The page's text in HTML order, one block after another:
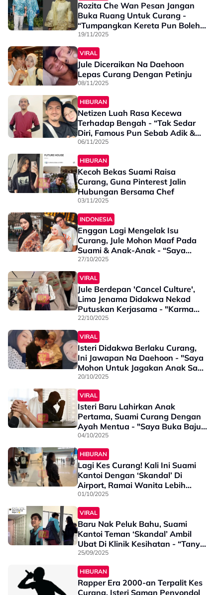
Rozita Che Wan Pesan Jangan
Buka Ruang Untuk Curang -
“Tumpangkan Kereta Pun Boleh
Jadi Punca”
19/11/2025
VIRAL
Jule Diceraikan Na Daehoon
Lepas Curang Dengan Petinju
08/11/2025
HIBURAN
Netizen Luah Rasa Kecewa
Terhadap Bengah - “Tak Sedar
Diri, Famous Pun Sebab Adik &
Isteri”
06/11/2025
HIBURAN
Kecoh Bekas Suami Raisa
Curang, Guna Pinterest Jalin
Hubungan Bersama Chef
03/11/2025
INDONESIA
Enggan Lagi Mengelak Isu
Curang, Jule Mohon Maaf Pada
Suami & Anak-Anak - “Saya
Benar-Benar Menyesal Atas
Kesalahan Yang Terjadi…”
27/10/2025
VIRAL
Jule Berdepan 'Cancel Culture',
Lima Jenama Didakwa Nekad
Putuskan Kerjasama - "Karma
Sedang Menghampirimu..."
22/10/2025
VIRAL
Isteri Didakwa Berlaku Curang,
Ini Jawapan Na Daehoon - "Saya
Mohon Untuk Jagakan Anak Saya
Dari..."
20/10/2025
VIRAL
Isteri Baru Lahirkan Anak
Pertama, Suami Curang Dengan
Ayah Mentua - "Saya Buka Baju,
Dia Memuji Sambil Meraba"
04/10/2025
HIBURAN
Lagi Kes Curang! Kali Ini Suami
Kantoi Dengan ‘Skandal’ Di
Airport, Ramai Wanita Lebih
Berani Kongsi Kecurangan Lelaki
01/10/2025
VIRAL
Baru Nak Peluk Bahu, Suami
Kantoi Teman ‘Skandal’ Ambil
Ubat Di Klinik Kesihatan - “Tanya
Boyfriend, Eh Laki Kau”
25/09/2025
HIBURAN
Rapper Era 2000-an Terpalit Kes
Curang, Isteri Saman Penyondol